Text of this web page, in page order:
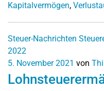
Kapitalvermögen,
Steuer-Nachrichten
2022
5. November 2021 von